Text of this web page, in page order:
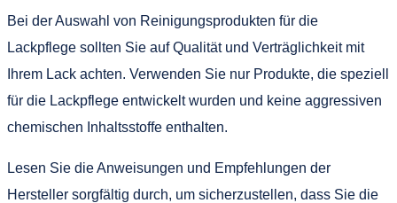
Bei der Auswahl von Reinigungsprodukten für die
Lackpflege sollten Sie auf Qualität und Verträglichkeit mit
Ihrem Lack achten. Verwenden Sie nur Produkte, die speziell
für die Lackpflege entwickelt wurden und keine aggressiven
chemischen Inhaltsstoffe enthalten.
Lesen Sie die Anweisungen und Empfehlungen der
Hersteller sorgfältig durch, um sicherzustellen, dass Sie die